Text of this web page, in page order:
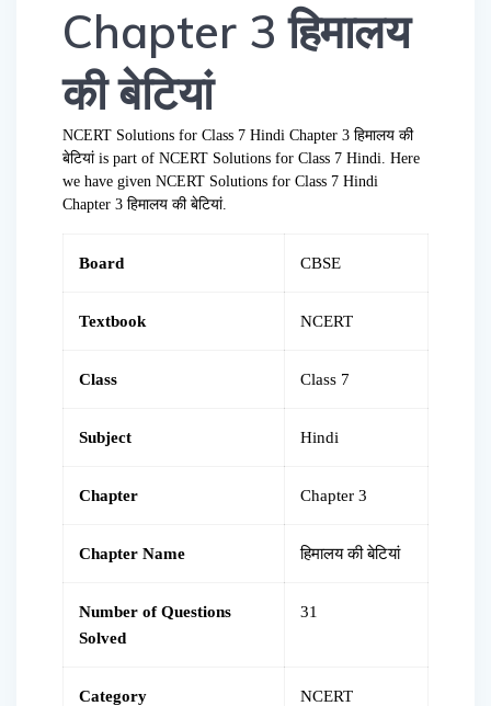
Chapter 3 हिमालय
की बेटियां
NCERT Solutions for Class 7 Hindi Chapter 3 हिमालय की
बेटियां is part of NCERT Solutions for Class 7 Hindi. Here
we have given NCERT Solutions for Class 7 Hindi
Chapter 3 हिमालय की बेटियां.
Board CBSE
Textbook NCERT
Class Class 7
Subject Hindi
Chapter Chapter 3
Chapter Name हिमालय की बेटियां
Number of Questions
Solved
31
Category
NCERT